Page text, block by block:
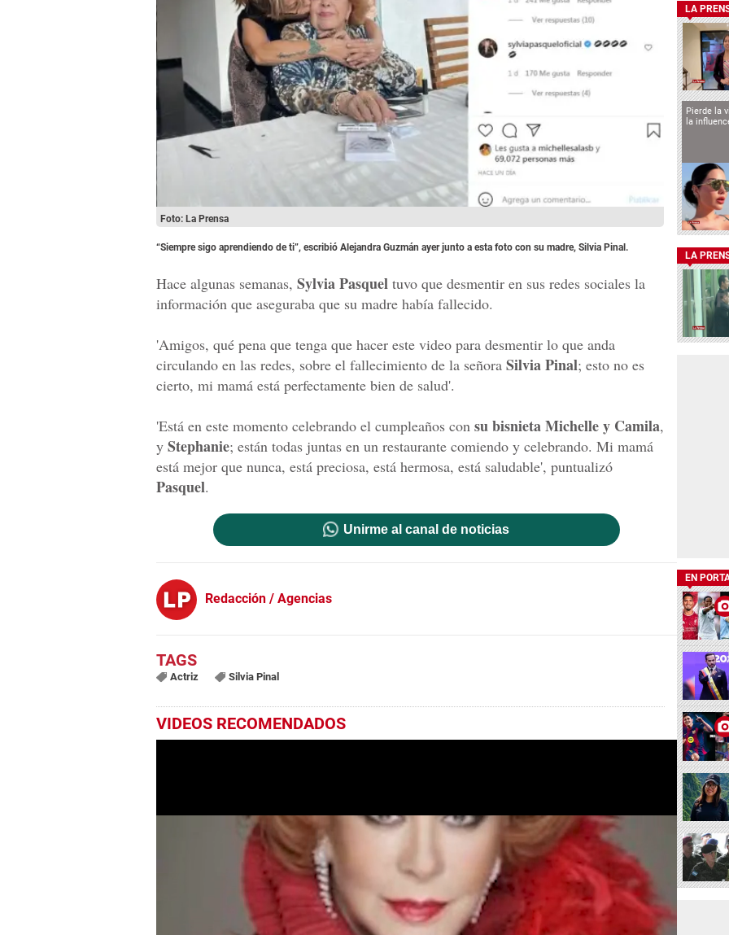
Foto: La Prensa
“Siempre sigo aprendiendo de ti”, escribió Alejandra Guzmán ayer junto a esta foto con su madre, Silvia Pinal.
Hace algunas semanas, Sylvia Pasquel tuvo que desmentir en sus redes sociales la
información que aseguraba que su madre había fallecido.
'Amigos, qué pena que tenga que hacer este video para desmentir lo que anda
circulando en las redes, sobre el fallecimiento de la señora Silvia Pinal; esto no es
cierto, mi mamá está perfectamente bien de salud'.
'Está en este momento celebrando el cumpleaños con su bisnieta Michelle y Camila,
y Stephanie; están todas juntas en un restaurante comiendo y celebrando. Mi mamá
está mejor que nunca, está preciosa, está hermosa, está saludable', puntualizó
Pasquel.
Unirme al canal de noticias
Redacción / Agencias
Actriz Silvia Pinal
VIDEOS RECOMENDADOS
LA
Pierde la
la
LA
EN